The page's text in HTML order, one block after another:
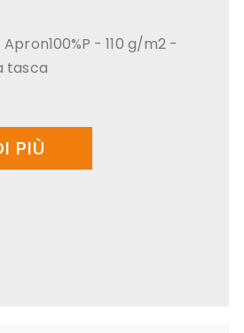
- 110 g/m2 -
tasca
PIÙ